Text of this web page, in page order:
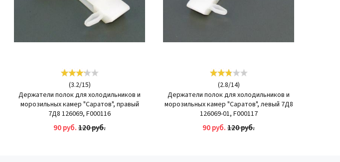
(3.2/15)
Держатели полок для холодильников и
морозильных камер "Саратов", правый
7Д8 126069, F000116
90 руб.120 руб.
(2.8/14)
Держатели полок для холодильников и
морозильных камер "Саратов", левый 7Д8
126069-01, F000117
90 руб.120 руб.